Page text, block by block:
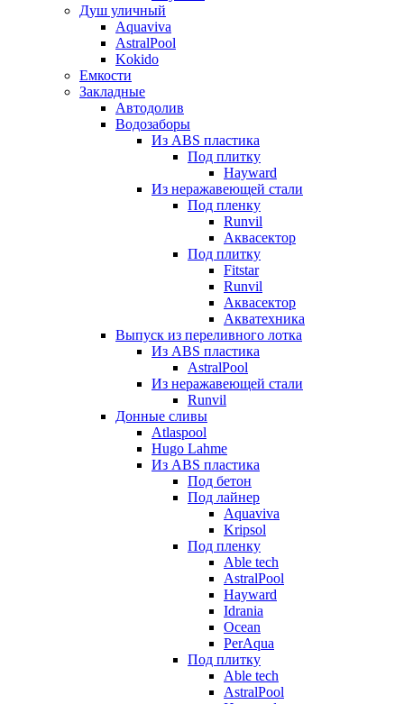
Душ уличный
Aquaviva
AstralPool
Kokido
Емкости
Закладные
Автодолив
Водозаборы
Из ABS пластика
Под плитку
Hayward
Из неражавеющей стали
Под пленку
Runvil
Аквасектор
Под плитку
Fitstar
Runvil
Аквасектор
Акватехника
Выпуск из переливного лотка
Из ABS пластика
AstralPool
Из неражавеющей стали
Runvil
Донные сливы
Atlaspool
Hugo Lahme
Из ABS пластика
Под бетон
Под лайнер
Aquaviva
Kripsol
Под пленку
Able tech
AstralPool
Hayward
Idrania
Ocean
PerAqua
Под плитку
Able tech
AstralPool